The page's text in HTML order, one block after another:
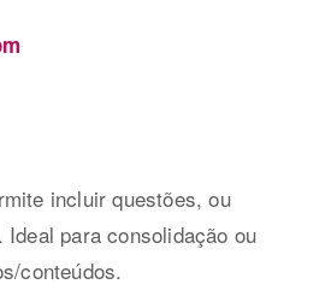
incluir questões, ou
para consolidação ou
conteúdos.